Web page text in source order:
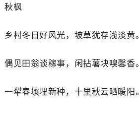
秋枫
乡村冬日好风光，坡草犹存浅淡黄。
偶见田翁谈稼事，闲拈薯块嗅馨香。
一犁春壤埋新种，十里秋云晒暖阳。